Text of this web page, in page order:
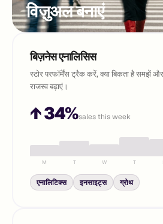
विज़ुअल बनाएं
बिज़नेस एनालिसिस
स्टोर परफॉर्मेंस ट्रैक करें, क्या बिकता है समझें
राजस्व बढ़ाएं।
↑ 34%sales this week
M T W T
एनालिटिक्स इनसाइट्स ग्रोथ